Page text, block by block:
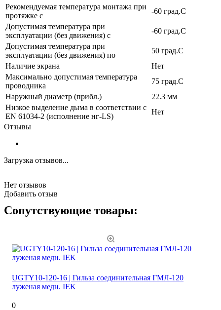
Рекомендуемая температура монтажа при
протяжке с
-60 град.C
Допустимая температура при
эксплуатации (без движения) с
-60 град.C
Допустимая температура при
эксплуатации (без движения) по
50 град.C
Наличие экрана
Нет
Максимально допустимая температура
проводника
75 град.C
Наружный диаметр (прибл.)
22.3 мм
Низкое выделение дыма в соответствии с
EN 61034-2 (исполнение нг-LS)
Нет
Отзывы
Загрузка отзывов...
Нет отзывов
Добавить отзыв
Сопутствующие товары:
UGTY10-120-16 | Гильза соединительная ГМЛ-120
луженая медн. IEK
0